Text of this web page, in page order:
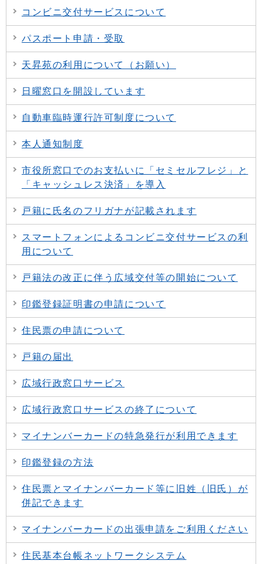
コンビニ交付サービスについて
パスポート申請・受取
天昇苑の利用について（お願い）
日曜窓口を開設しています
自動車臨時運行許可制度について
本人通知制度
市役所窓口でのお支払いに「セミセルフレジ」と
「キャッシュレス決済」を導入
戸籍に氏名のフリガナが記載されます
スマートフォンによるコンビニ交付サービスの利
用について
戸籍法の改正に伴う広域交付等の開始について
印鑑登録証明書の申請について
住民票の申請について
戸籍の届出
広域行政窓口サービス
広域行政窓口サービスの終了について
マイナンバーカードの特急発行が利用できます
印鑑登録の方法
住民票とマイナンバーカード等に旧姓（旧氏）が
併記できます
マイナンバーカードの出張申請をご利用ください
住民基本台帳ネットワークシステム